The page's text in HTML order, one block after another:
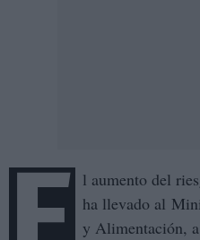
l aumento del
ha llevado al
y Alimentación,